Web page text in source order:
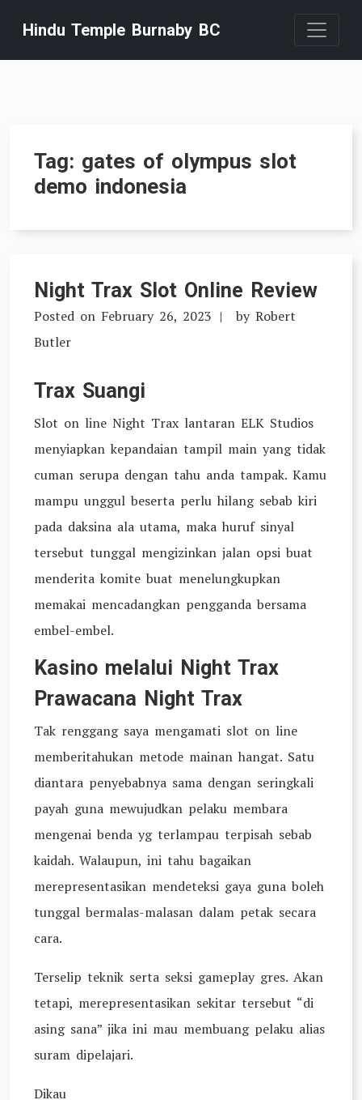
content
Hindu Temple Burnaby BC
Tag: gates of olympus slot
demo indonesia
Night Trax Slot Online Review
Posted on February 26, 2023 by Robert
Butler
Trax Suangi
Slot on line Night Trax lantaran ELK Studios
menyiapkan kepandaian tampil main yang tidak
cuman serupa dengan tahu anda tampak. Kamu
mampu unggul beserta perlu hilang sebab kiri
pada daksina ala utama, maka huruf sinyal
tersebut tunggal mengizinkan jalan opsi buat
menderita komite buat menelungkupkan
memakai mencadangkan pengganda bersama
embel-embel.
Kasino melalui Night Trax
Prawacana Night Trax
Tak renggang saya mengamati slot on line
memberitahukan metode mainan hangat. Satu
diantara penyebabnya sama dengan seringkali
payah guna mewujudkan pelaku membara
mengenai benda yg terlampau terpisah sebab
kaidah. Walaupun, ini tahu bagaikan
merepresentasikan mendeteksi gaya guna boleh
tunggal bermalas-malasan dalam petak secara
cara.
Terselip teknik serta seksi gameplay gres. Akan
tetapi, merepresentasikan sekitar tersebut “di
asing sana” jika ini mau membuang pelaku alias
suram dipelajari.
Dikau